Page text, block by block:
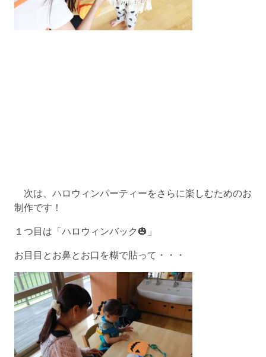
次は、ハロウィンパーティーをさらに楽しむためのお
制作です！
１つ目は「ハロウィンバック🎃」
お目目とお鼻とお口を糊で貼って・・・